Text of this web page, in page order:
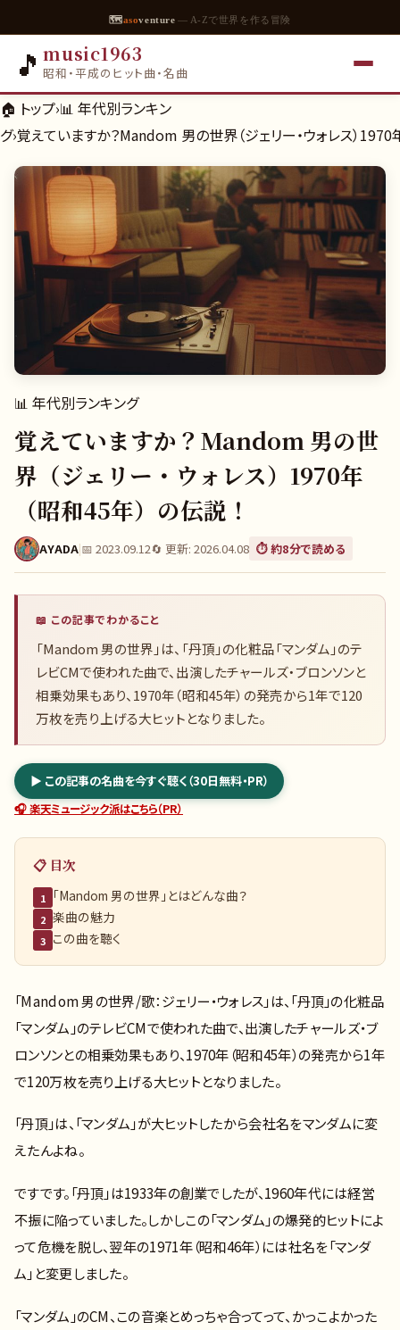
🗺asoventure — A-Zで世界を作る冒険
🎵 music1963
昭和・平成のヒット曲・名曲
🏠 トップ›📊 年代別ランキン
グ›覚えていますか？Mandom 男の世界（ジェリー・ウォレス）1970
📊 年代別ランキング
覚えていますか？Mandom 男の世
界（ジェリー・ウォレス）1970年
（昭和45年）の伝説！
AYADA|📅 2023.09.12🔄 更新: 2026.04.08 ⏱️ 約8分で読める
📖 この記事でわかること
「Mandom 男の世界」は、「丹頂」の化粧品「マンダム」のテ
レビCMで使われた曲で、出演したチャールズ・ブロンソンと
相乗効果もあり、1970年（昭和45年）の発売から1年で120
万枚を売り上げる大ヒットとなりました。
▶ この記事の名曲を今すぐ聴く（30日無料・PR）
🎧 楽天ミュージック派はこちら（PR）
📋 目次
1 「Mandom 男の世界」とはどんな曲？
2 楽曲の魅力
3 この曲を聴く
「Mandom 男の世界/歌：ジェリー・ウォレス」は、「丹頂」の化粧品
「マンダム」のテレビCMで使われた曲で、出演したチャールズ・ブ
ロンソンとの相乗効果もあり、1970年（昭和45年）の発売から1年
で120万枚を売り上げる大ヒットとなりました。
「丹頂」は、「マンダム」が大ヒットしたから会社名をマンダムに変
えたんよね。
ですです。「丹頂」は1933年の創業でしたが、1960年代には経営
不振に陥っていました。しかしこの「マンダム」の爆発的ヒットによ
って危機を脱し、翌年の1971年（昭和46年）には社名を「マンダ
ム」と変更しました。
「マンダム」のCM、この音楽とめっちゃ合ってって、かっこよかった